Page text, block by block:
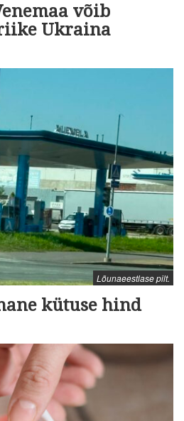
võib
Ukraina
Lõunaeestlase pilt.
kütuse hind